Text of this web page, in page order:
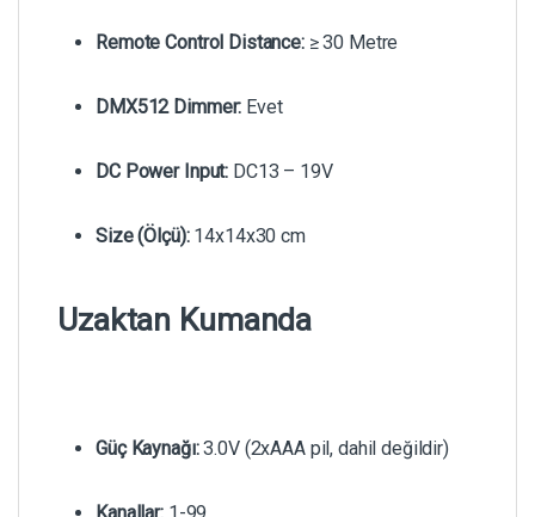
Remote Control Distance:≥ 30 Metre
DMX512 Dimmer: Evet
DC Power Input: DC13 – 19V
Size (Ölçü):14x14x30 cm
Uzaktan Kumanda
Güç Kaynağı:3.0V (2xAAA pil, dahil değildir)